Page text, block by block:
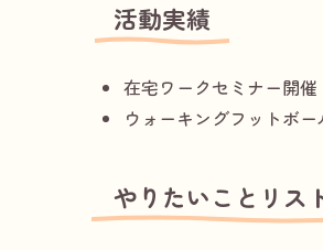
活動実績
在宅ワークセミナー開催
ウォーキングフットボー
やりたいことリス